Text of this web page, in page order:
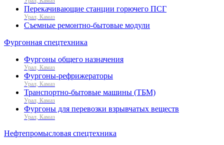
Перекачивающие станции горючего ПСГ
Урал, Камаз
Съемные ремонтно-бытовые модули
Фургонная спецтехника
Фургоны общего назначения
Урал, Камаз
Фургоны-рефрижераторы
Урал, Камаз
Транспортно-бытовые машины (ТБМ)
Урал, Камаз
Фургоны для перевозки взрывчатых веществ
Урал, Камаз
Нефтепромысловая спецтехника